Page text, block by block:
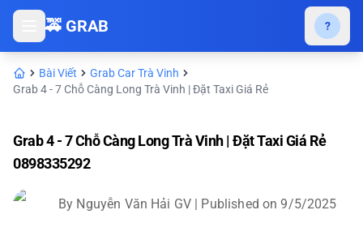
🚕 GRAB ?
Bài Viết
Grab Car Trà Vinh
Grab 4 - 7 Chỗ Càng Long Trà Vinh | Đặt Taxi Giá Rẻ
Grab 4 - 7 Chỗ Càng Long Trà Vinh | Đặt Taxi Giá Rẻ
0898335292
By Nguyễn Văn Hải GV | Published on 9/5/2025